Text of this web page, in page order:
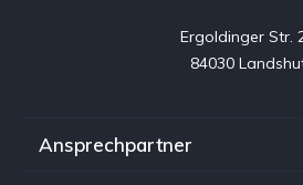
Ergoldinger Str.
84030
Ansprechpartner